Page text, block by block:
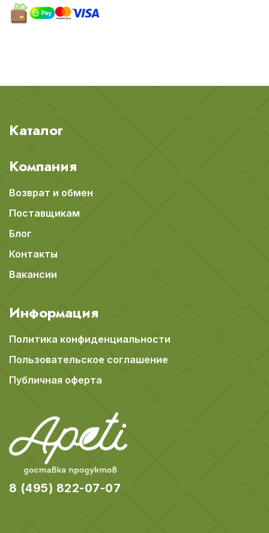
Каталог
Компания
Возврат и обмен
Поставщикам
Блог
Контакты
Вакансии
Информация
Политика конфиденциальности
Пользовательское соглашение
Публичная оферта
8 (495) 822-07-07